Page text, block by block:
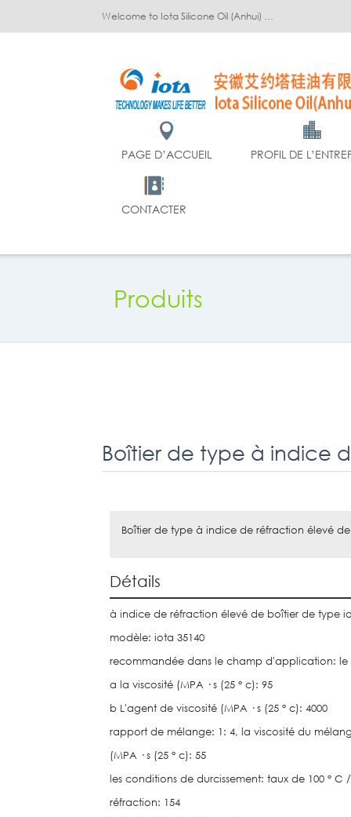
Welcome to Iota Silicone Oil (Anhui) Co., Ltd.!
PAGE D’ACCUEIL PROFIL DE
CONTACTER
Produits
Boîtier de type à indice de réfraction élevé
Détails
à indice de réfraction élevé de boîtier de type
modèle: iota 35140
recommandée dans le champ d'application: le
a la viscosité (MPA · s (25 ° c): 95
b L'agent de viscosité (MPA · s (25 ° c): 4000
rapport de mélange: 1: 4, la viscosité du
(MPA · s (25 ° c): 55
les conditions de durcissement: taux de 100 ° C
réfraction: 154